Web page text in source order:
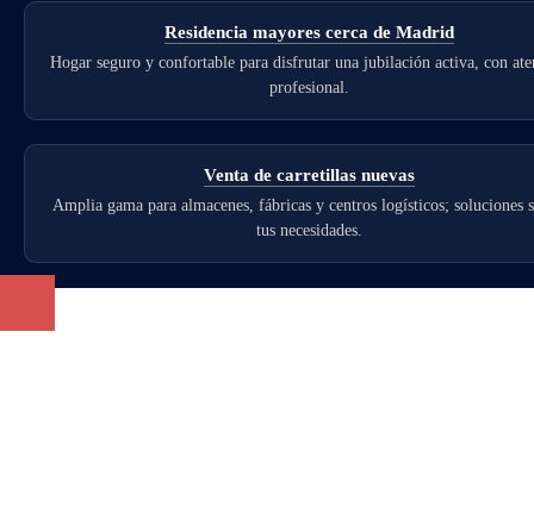
Residencia mayores cerca de Madrid
Hogar seguro y confortable para disfrutar una jubilación activa, con
profesional.
Venta de carretillas nuevas
Amplia gama para almacenes, fábricas y centros logísticos; soluciones
tus necesidades.